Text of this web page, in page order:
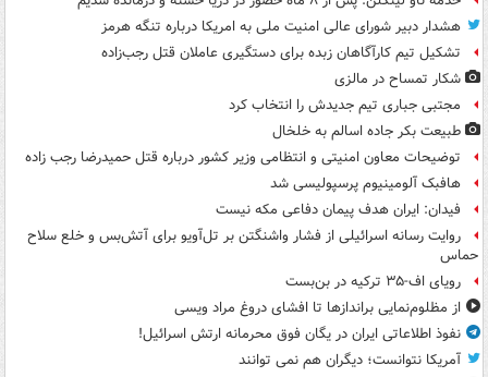
هشدار دبیر شورای عالی امنیت ملی به امریکا درباره تنگه هرمز
تشکیل تیم کارآگاهان زبده برای دستگیری عاملان قتل رجب‌زاده
شکار تمساح در مالزی
مجتبی جباری تیم جدیدش را انتخاب کرد
طبیعت بکر جاده اسالم به خلخال
توضیحات معاون امنیتی و انتظامی وزیر کشور درباره قتل حمیدرضا رجب زاده
هافبک آلومینیوم پرسپولیسی شد
فیدان: ایران هدف پیمان دفاعی مکه نیست
روایت رسانه اسرائیلی از فشار واشنگتن بر تل‌آویو برای آتش‌بس و خلع سلاح
حماس
رویای اف-۳۵ ترکیه در بن‌بست
از مظلوم‌نمایی براندازها تا افشای دروغ مراد ویسی
نفوذ اطلاعاتی ایران در یگان فوق محرمانه ارتش اسرائیل!
آمریکا نتوانست؛ دیگران هم نمی توانند